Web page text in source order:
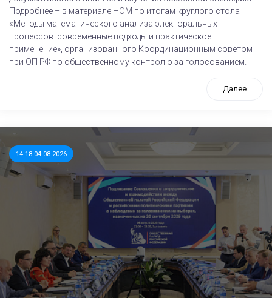
Подробнее – в материале НОМ по итогам круглого стола
«Методы математического анализа электоральных
процессов: современные подходы и практическое
применение», организованного Координационным советом
при ОП РФ по общественному контролю за голосованием.
Далее
14:18 04.08.2026